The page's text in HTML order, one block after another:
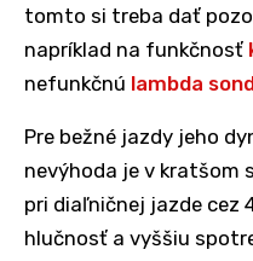
tomto si treba dať
napríklad na funkčnosť
nefunkčnú lambda
Pre bežné jazdy jeho
nevýhoda je v kratšom
pri diaľničnej jazde cez
hlučnosť a vyššiu